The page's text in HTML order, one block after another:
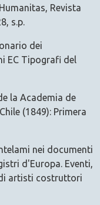
Revista
s.p.
dei
EC Tipografi del
la Academia de
(1849): Primera
nei documenti
d'Europa. Eventi,
artisti costruttori